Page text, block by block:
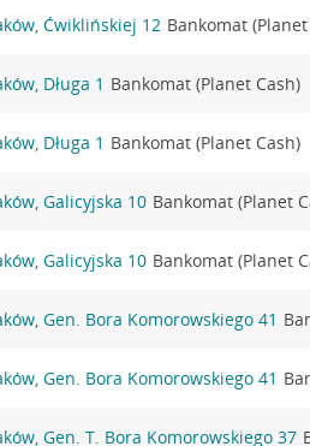
Ćwiklińskiej 12 Bankomat
Długa 1 Bankomat (Planet Cash)
Długa 1 Bankomat (Planet Cash)
Galicyjska 10 Bankomat (Planet
Galicyjska 10 Bankomat (Planet
Gen. Bora Komorowskiego 41
Gen. Bora Komorowskiego 41
Gen. T. Bora Komorowskiego 37